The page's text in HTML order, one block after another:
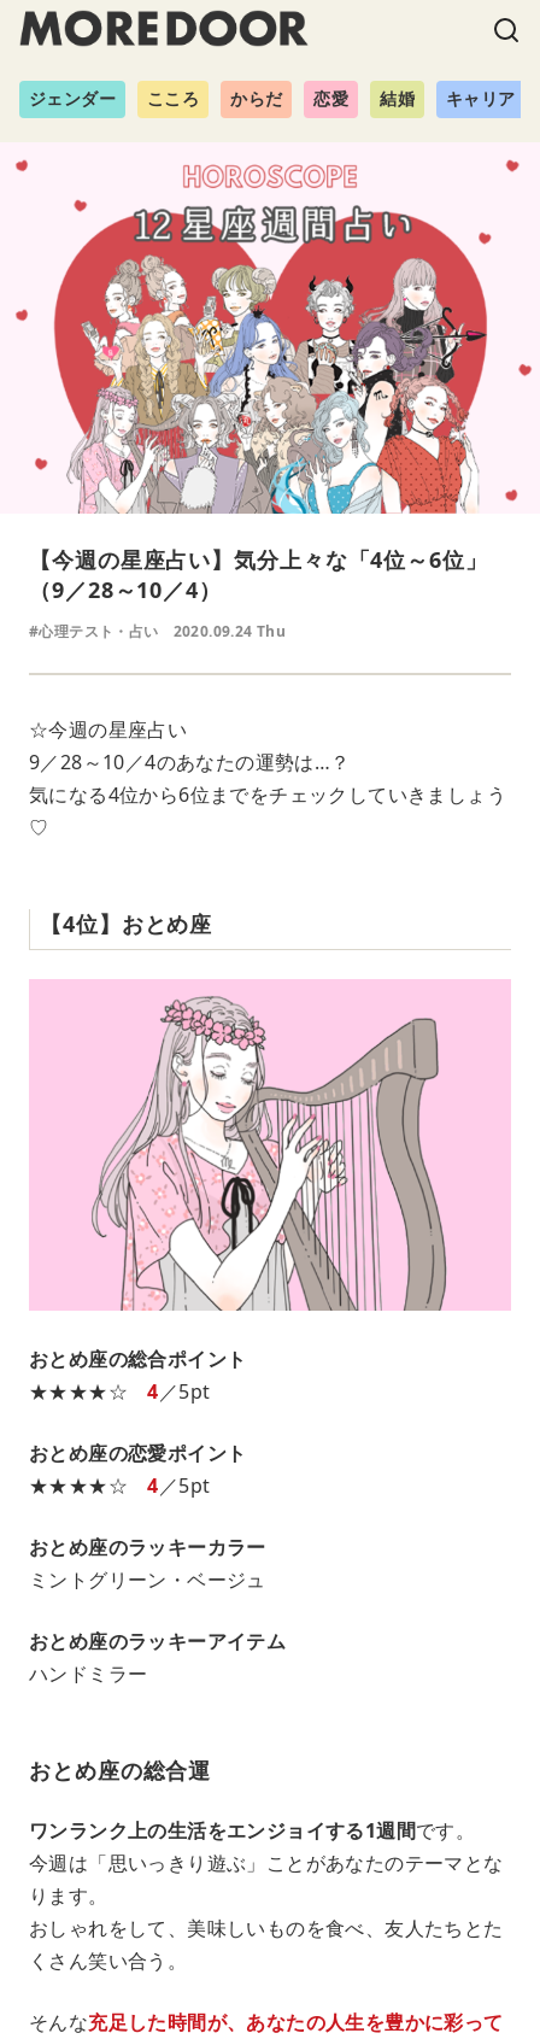
ジェンダー こころ からだ 恋愛 結婚 キャリア
【今週の星座占い】気分上々な「4位～6位」
（9／28～10／4）
#心理テスト・占い 2020.09.24 Thu
☆今週の星座占い
9／28～10／4のあなたの運勢は…？
気になる4位から6位までをチェックしていきましょう
♡
【4位】おとめ座
おとめ座の総合ポイント
★★★★☆4／5pt
おとめ座の恋愛ポイント
★★★★☆4／5pt
おとめ座のラッキーカラー
ミントグリーン・ベージュ
おとめ座のラッキーアイテム
ハンドミラー
おとめ座の総合運
ワンランク上の生活をエンジョイする1週間です。
今週は「思いっきり遊ぶ」ことがあなたのテーマとな
ります。
おしゃれをして、美味しいものを食べ、友人たちとた
くさん笑い合う。
そんな充足した時間が、あなたの人生を豊かに彩って